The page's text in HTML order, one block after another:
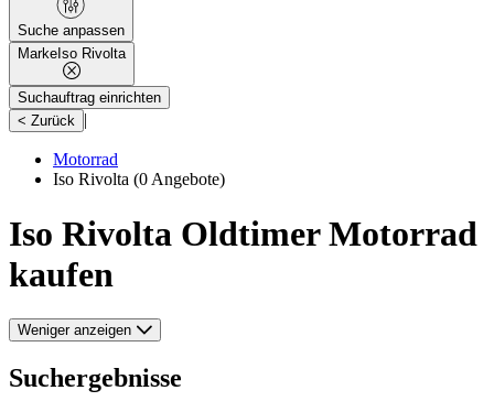
Suche anpassen
Marke Iso Rivolta
Suchauftrag einrichten
< Zurück |
Motorrad
Iso Rivolta (0 Angebote)
Iso Rivolta Oldtimer Motorrad
kaufen
Weniger anzeigen
Suchergebnisse